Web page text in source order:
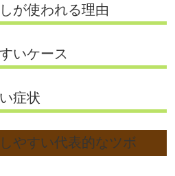
が使われる理由
いケース
症状
やすい代表的なツボ